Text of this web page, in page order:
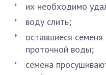
их необходимо
воду слить;
оставшиеся
проточной воды;
семена